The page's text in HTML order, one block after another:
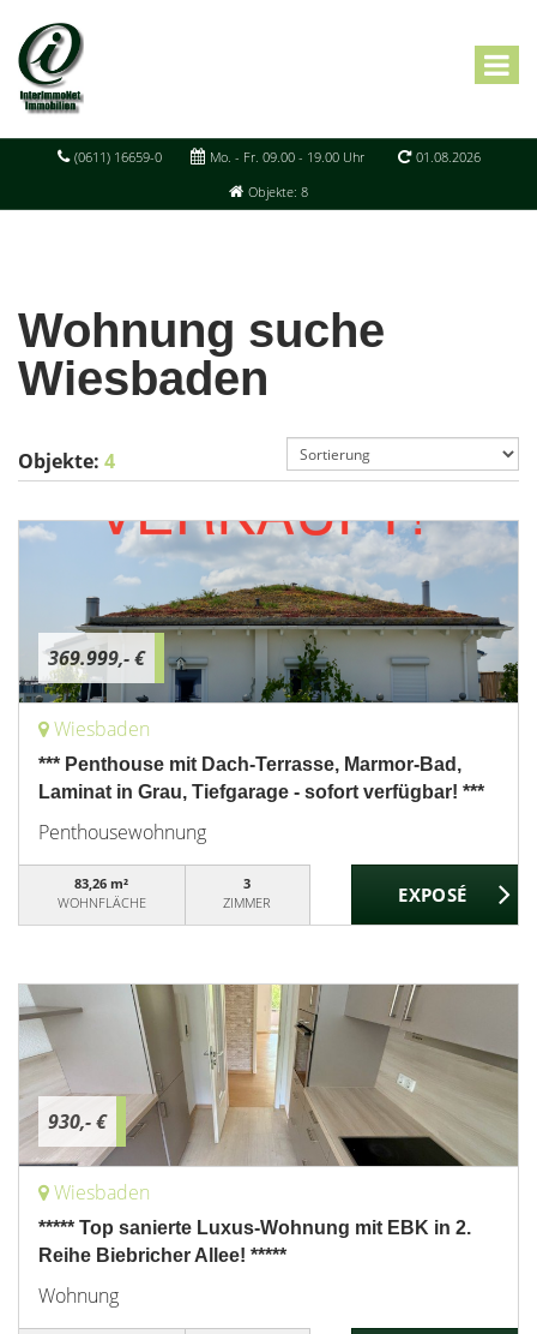
(0611) 16659-0 Mo. - Fr. 09.00 - 19.00 Uhr
01.08.2026
Objekte: 8
Wohnung suche
Wiesbaden
Objekte: 4
369.999,- €
Wiesbaden
*** Penthouse mit Dach-Terrasse, Marmor-Bad,
Laminat in Grau, Tiefgarage - sofort verfügbar! ***
Penthousewohnung
83,26 m²
WOHNFLÄCHE
3
ZIMMER
930,- €
Wiesbaden
***** Top sanierte Luxus-Wohnung mit EBK in 2.
Reihe Biebricher Allee! *****
Wohnung